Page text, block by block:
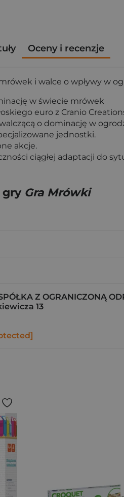
Oceny i recenzje
i walce o wpływy w
w świecie mrówek
euro z Cranio
o dominację w
jednostki.
akcje.
ciągłej adaptacji do
gry Gra Mrówki
Z OGRANICZONĄ
13